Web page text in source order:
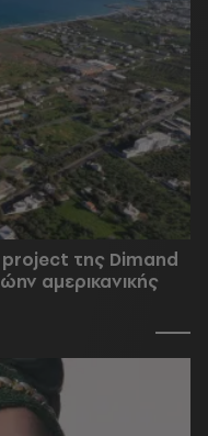
project της Dimand
αμερικανικής